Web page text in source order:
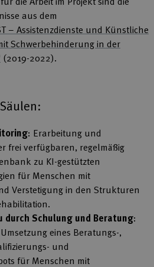
aus dem
– Assistenzdienste und Künstliche
Schwerbehinderung in der
(2019-2022).
: Erarbeitung und
frei verfügbaren, regelmäßig
zu KI-gestützten
für Menschen mit
Verstetigung in den Strukturen
durch Schulung und Beratung:
eines Beratungs-,
und
für Menschen mit